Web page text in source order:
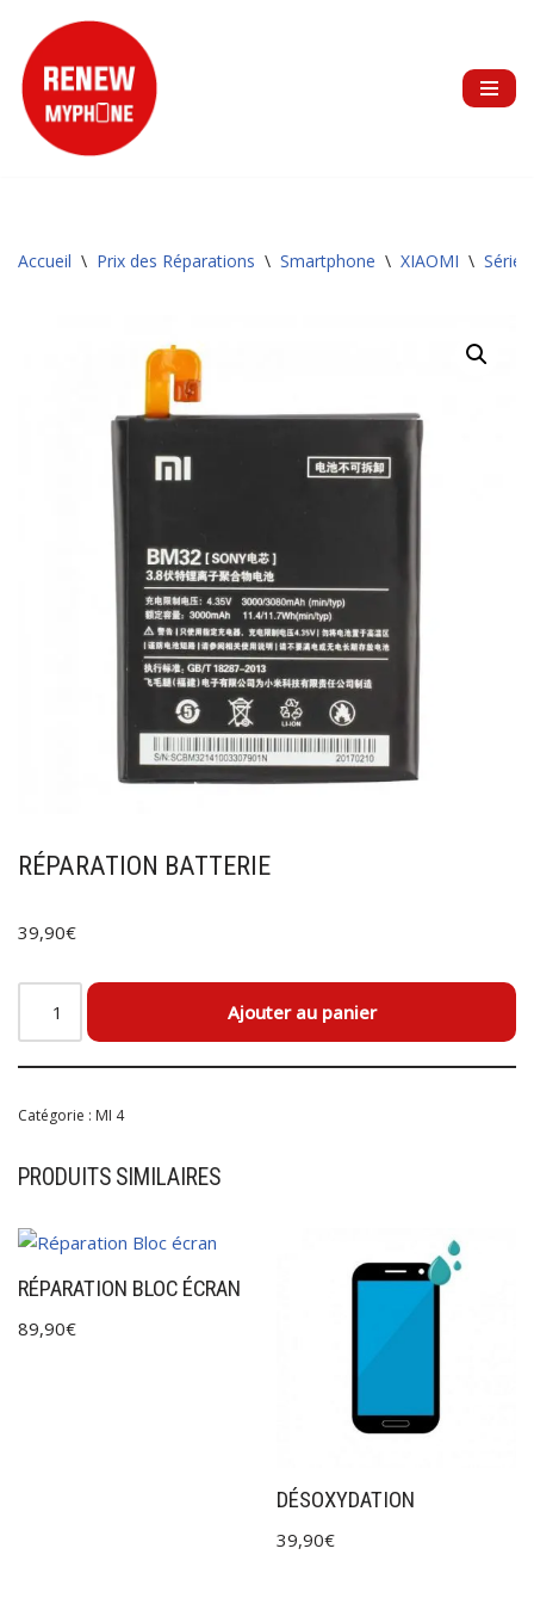
Aller
au
contenu
Accueil \ Prix des Réparations \ Smartphone \ XIAOMI \ Série
RÉPARATION BATTERIE
39,90€
Ajouter au panier
Catégorie : MI 4
PRODUITS SIMILAIRES
RÉPARATION BLOC ÉCRAN
89,90€
DÉSOXYDATION
39,90€